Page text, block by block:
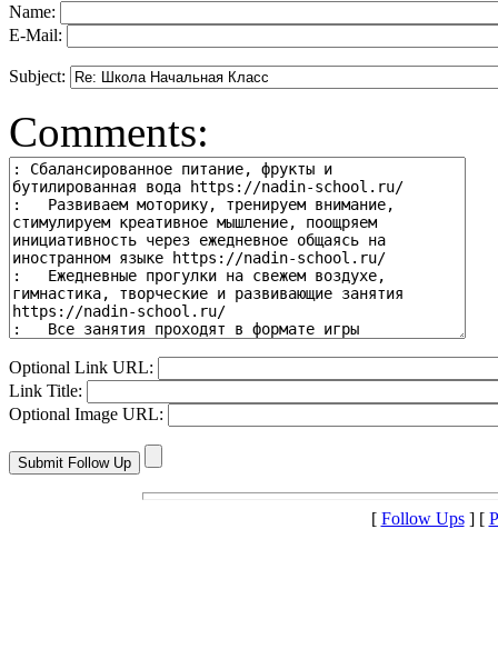
Name:
E-Mail:
Subject:
Comments:
Optional Link URL:
Link Title:
Optional Image URL:
[ Follow Ups] [